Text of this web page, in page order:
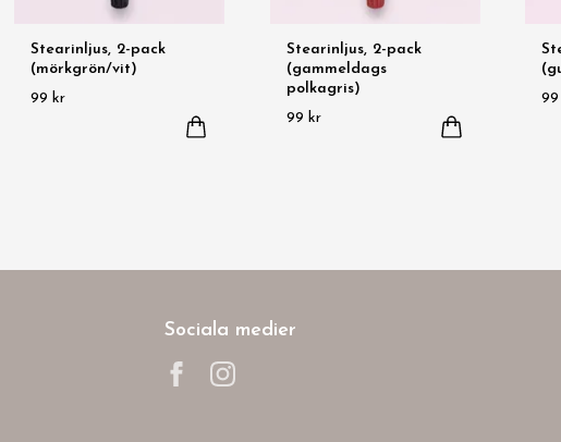
Stearinljus, 2-pack
(mörkgrön/vit)
99 kr
Stearinljus, 2-pack
(gammeldags
polkagris)
99 kr
Sociala medier